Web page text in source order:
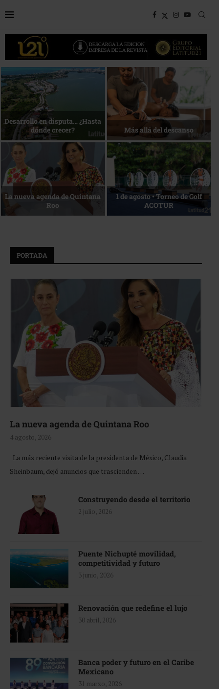
Bottega, un viaje servido a la
mesa
Energía que Impulsa la
competitividad
Reconocimiento de viajeros La esencia del servicio
PORTADA
La nueva agenda de Quintana Roo
4 agosto, 2026
La más reciente visita de la presidenta de México, Claudia
Sheinbaum, dejó anuncios que trascienden …
Construyendo desde el territorio
2 julio, 2026
Puente Nichupté movilidad,
competitividad y futuro
3 junio, 2026
Renovación que redefine el lujo
30 abril, 2026
Banca poder y futuro en el Caribe
Mexicano
31 marzo, 2026